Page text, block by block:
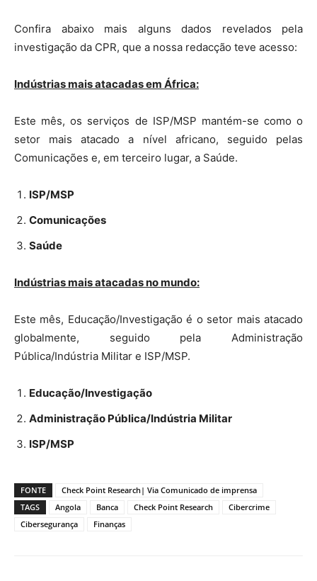
Confira abaixo mais alguns dados revelados pela
investigação da CPR, que a nossa redacção teve acesso:
Indústrias mais atacadas em África:
Este mês, os serviços de ISP/MSP mantém-se como o
setor mais atacado a nível africano, seguido pelas
Comunicações e, em terceiro lugar, a Saúde.
ISP/MSP
Comunicações
Saúde
Indústrias mais atacadas no mundo:
Este mês, Educação/Investigação é o setor mais atacado
globalmente, seguido pela Administração
Pública/Indústria Militar e ISP/MSP.
Educação/Investigação
Administração Pública/Indústria Militar
ISP/MSP
FONTE
Check Point Research| Via Comunicado de imprensa
TAGS
Angola Banca Check Point Research
Cibercrime
Cibersegurança
Finanças